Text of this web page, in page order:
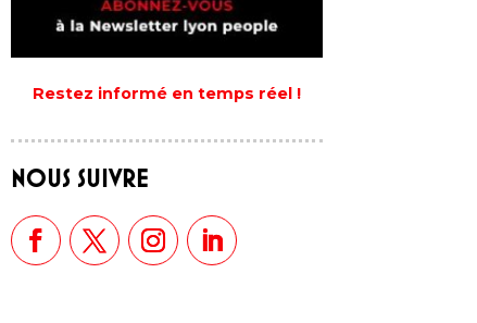
Restez informé en temps réel !
NOUS SUIVRE